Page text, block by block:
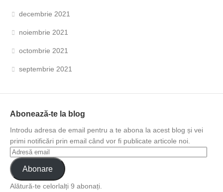
decembrie 2021
noiembrie 2021
octombrie 2021
septembrie 2021
Abonează-te la blog
Introdu adresa de email pentru a te abona la acest blog și vei
primi notificări prin email când vor fi publicate articole noi.
Abonare
Alătură-te celorlalți 9 abonați.